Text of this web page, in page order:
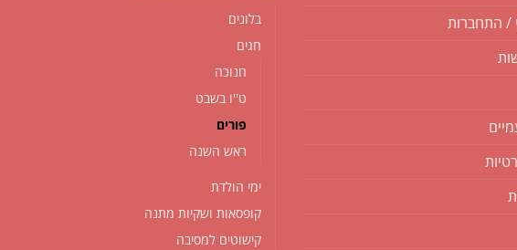
/ התחברות
בלונים
חגים
חנוכה
ט''ו בשבט
פורים
ראש השנה
ימי הולדת
קופסאות ושקיות מתנה
קישוטים למסיבה